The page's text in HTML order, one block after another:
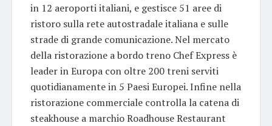
in 12 aeroporti italiani, e gestisce 51 aree di
ristoro sulla rete autostradale italiana e sulle
strade di grande comunicazione. Nel mercato
della ristorazione a bordo treno Chef Express è
leader in Europa con oltre 200 treni serviti
quotidianamente in 5 Paesi Europei. Infine nella
ristorazione commerciale controlla la catena di
steakhouse a marchio Roadhouse Restaurant